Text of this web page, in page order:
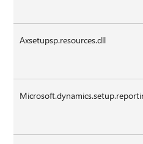
Axsetupsp.resources.dll